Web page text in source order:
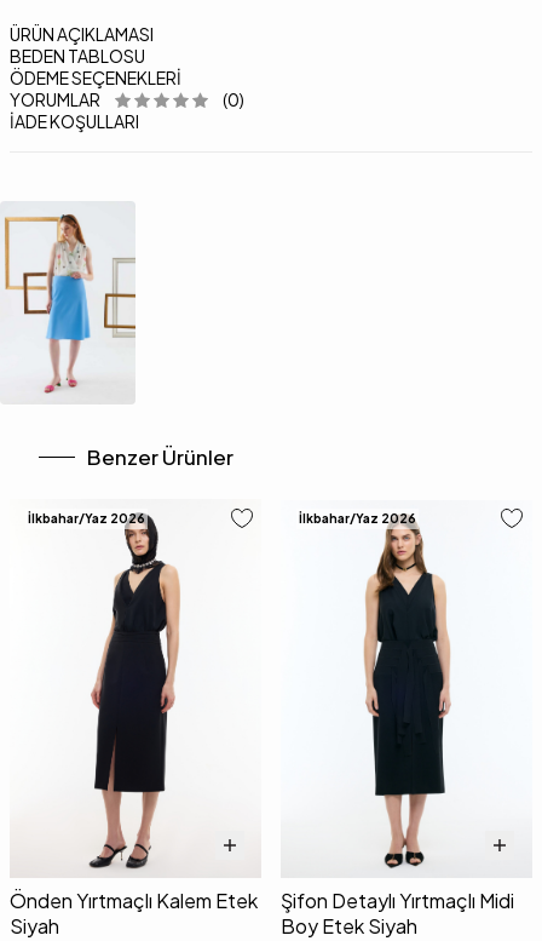
ÜRÜN AÇIKLAMASI
BEDEN TABLOSU
ÖDEME SEÇENEKLERI
YORUMLAR
(0)
İADE KOŞULLARI
Benzer Ürünler
İlkbahar/Yaz 2026
Önden Yırtmaçlı Kalem Etek
Siyah
İlkbahar/Yaz 2026
Şifon Detaylı Yırtmaçlı Midi
Boy Etek Siyah